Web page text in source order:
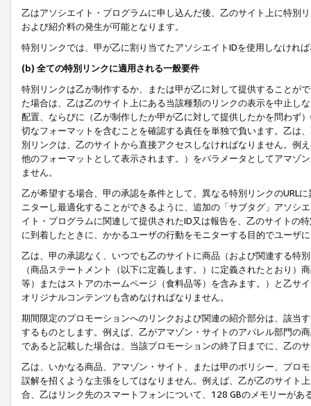
乙はアソシエイト・プログラムに申し込んだ後、乙のサイト上に特別
および紹介料の発生が可能となります。
特別リンクでは、甲が乙に割り当てたアソシエイトIDを使用しなけれ
(b) 全ての特別リンクに適用される一般要件
特別リンクは乙が制作するか、または甲が乙に対して提供することが
た場合は、乙は乙のサイト上にある当該種類のリンクの表示を中止し
配置、ならびに（乙が制作したか甲が乙に対して提供したかを問わず
切なフォーマットを含むことを確認する責任を単独で負います。乙は
別リンクは、乙のサイトから直接アクセスしなければなりません。例
他のフォーマットとして表示されます。）をパラメータとしてアマゾ
ません。
乙が希望する場合、甲の承認を条件として、異なる特別リンクのURL
ニターし最適化することができるように、追加の「サブタグ」アソシ
イト・プログラムに関連して提供されたID又は報告を、乙のサイトの
に到着したときに、かかるユーザの行動をモニターする目的でユーザ
乙は、甲の承認なく、いつでも乙のサイトに商品（および関連する特
（商品ステートメント（以下に定義します。）に定義されたとおり
等）またはストアのホームページ（食料品等）を含みます。）と乙サ
オリジナルコンテンツも含めなければなりません。
期間限定のプロモーションへのリンクおよび関連の紹介部分は、該当
するものとします。例えば、乙がアマゾン・サイトのアパレル部門の
であると記載した場合は、当該プロモーションの終了日までに、乙の
乙は、いかなる商品、アマゾン・サイト、または甲のポリシー、プロ
誤解を招くような主張をしてはなりません。例えば、乙が乙のサイト
合、乙はリンク先のスマートフォンについて、128 GBのメモリーがあ